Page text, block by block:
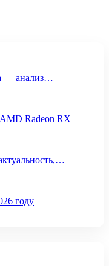
— анализ…
Radeon RX
году